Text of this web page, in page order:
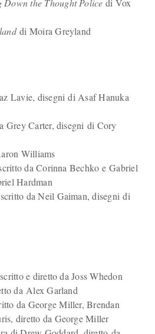
Down the Thought Police di Vox
di Moira Greyland
Lavie, disegni di Asaf Hanuka
Grey Carter, disegni di Cory
Williams
da Corinna Bechko e Gabriel
Hardman
scritto da Neil Gaiman, disegni di
e diretto da Joss Whedon
da Alex Garland
da George Miller, Brendan
diretto da George Miller